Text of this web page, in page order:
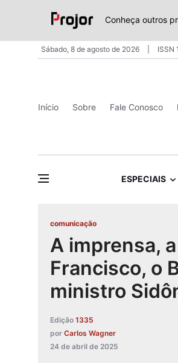
Conheça outros
Sábado, 8 de agosto de 2026 ISSN
Início Sobre Fale Conosco
ESPECIAIS
comunicação
A imprensa,
Francisco, o
ministro
Edição 1335
por Carlos Wagner
24 de abril de 2025